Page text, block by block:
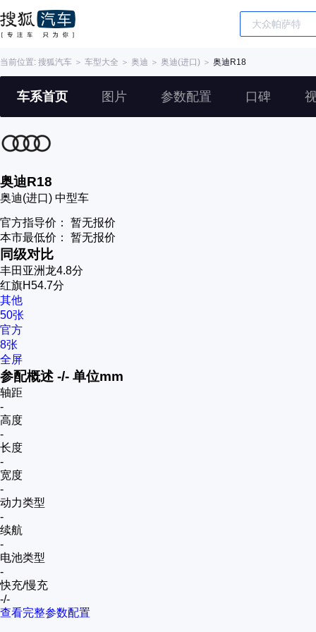
当前位置: 搜狐汽车 ＞ 车型大全 ＞ 奥迪 ＞ 奥迪(进口) ＞ 奥迪R18
车系首页 图片 参数配置 口碑
奥迪R18
奥迪(进口) 中型车
官方指导价：
暂无报价
本市最低价：
暂无报价
同级对比
丰田亚洲龙4.8分
红旗H54.7分
其他
50张
官方
8张
全屏
参配概述 -/- 单位mm
轴距
-
高度
-
长度
-
宽度
-
动力类型
-
续航
-
电池类型
-
快充/慢充
-/-
查看完整参数配置